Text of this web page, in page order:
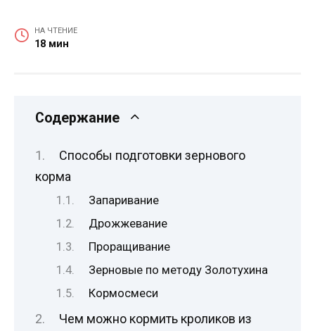
НА ЧТЕНИЕ
18 мин
Содержание
Способы подготовки зернового
корма
Запаривание
Дрожжевание
Проращивание
Зерновые по методу Золотухина
Кормосмеси
Чем можно кормить кроликов из